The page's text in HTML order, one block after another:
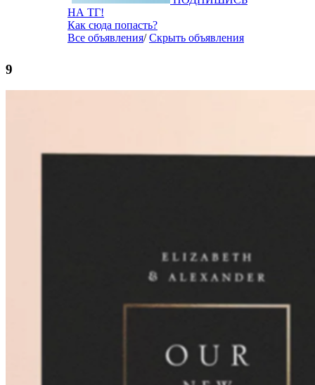
НА ТГ!
Как сюда попасть?
Все объявления/Скрыть объявления
9